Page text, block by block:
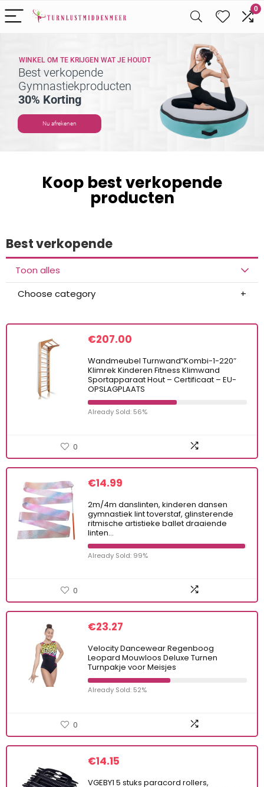
0
Best verkopende
Gymnastiekproducten
30% Korting
WINKEL OM TE KRIJGEN WAT JE HOUDT
Nu afrekenen
Koop best verkopende
producten
Best verkopende
Toon alles
Choose category
€207.00
Wandmeubel Turnwand”Kombi-1-220″
Klimrek Kinderen Fitness Klimwand
Sportapparaat Hout – Certificaat – EU-
OPSLAGPLAATS
Already Sold: 56%
0
€14.99
2m/4m danslinten, kinderen dansen
gymnastiek lint toverstaf, glinsterende
ritmische artistieke ballet draaiende
linten…
Already Sold: 99%
0
€23.27
Velocity Dancewear Regenboog
Leopard Mouwloos Deluxe Turnen
Turnpakje voor Meisjes
Already Sold: 52%
0
€14.15
VGEBY1 5 stuks paracord rollers,